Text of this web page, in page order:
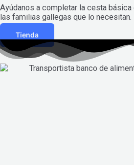
Ayúdanos a completar la cesta
las familias gallegas que lo necesitan.
Tienda